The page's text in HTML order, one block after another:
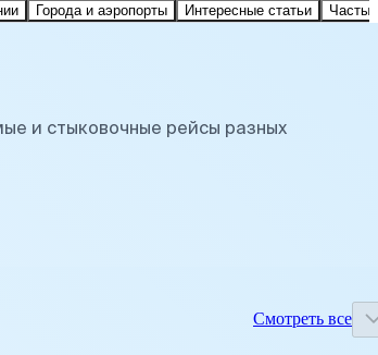
Города и аэропорты Интересные статьи
и стыковочные рейсы разных
Смотреть все